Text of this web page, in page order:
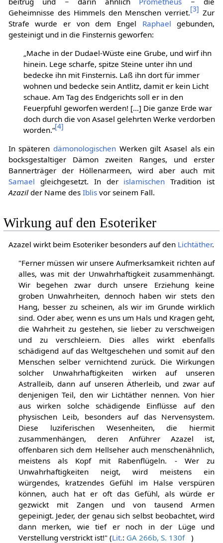
Geheimnisse des Himmels den Menschen verriet.[3] Zur
Strafe wurde er von dem Engel Raphael gebunden,
gesteinigt und in die Finsternis geworfen:
„Mache in der Dudael-Wüste eine Grube, und wirf ihn
hinein. Lege scharfe, spitze Steine unter ihn und
bedecke ihn mit Finsternis. Laß ihn dort für immer
wohnen und bedecke sein Antlitz, damit er kein Licht
schaue. Am Tag des Endgerichts soll er in den
Feuerpfuhl geworfen werden! […] Die ganze Erde war
doch durch die von Asasel gelehrten Werke verdorben
worden.“[4]
In späteren dämonologischen Werken gilt Asasel als ein
bocksgestaltiger Dämon zweiten Ranges, und erster
Bannerträger der Höllenarmeen, wird aber auch mit
Samael gleichgesetzt. In der islamischen Tradition ist
Azazilder Name des Iblisvor seinem Fall.
Wirkung auf den Esoteriker
Azazel wirkt beim Esoteriker besonders auf den Lichtäther.
"Ferner müssen wir unsere Aufmerksamkeit richten auf
alles, was mit der Unwahrhaftigkeit zusammenhängt.
Wir begehen zwar durch unsere Erziehung keine
groben Unwahrheiten, dennoch haben wir stets den
Hang, besser zu scheinen, als wir im Grunde wirklich
sind. Oder aber, wenn es uns um Hals und Kragen geht,
die Wahrheit zu gestehen, sie lieber zu verschweigen
und zu verschleiern. Dies alles wirkt ebenfalls
schädigend auf das Weltgeschehen und somit auf den
Menschen selber vernichtend zurück. Die Wirkungen
solcher Unwahrhaftigkeiten wirken auf unseren
Astralleib, dann auf unseren Ätherleib, und zwar auf
denjenigen Teil, den wir Lichtäther nennen. Von hier
aus wirken solche schädigende Einflüsse auf den
physischen Leib, besonders auf das Nervensystem.
Diese luziferischen Wesenheiten, die hiermit
zusammenhängen, deren Anführer Azazel ist,
offenbaren sich dem Hellseher auch menschenähnlich,
meistens als Kopf mit Rabenflügeln. - Wer zu
Unwahrhaftigkeiten neigt, wird meistens ein
würgendes, kratzendes Gefühl im Halse verspüren
können, auch hat er oft das Gefühl, als würde er
gezwickt mit Zangen und von tausend Armen
gepeinigt. Jeder, der genau sich selbst beobachtet, wird
dann merken, wie tief er noch in der Lüge und
Verstellung verstrickt ist!" (Lit.: GA 266b, S. 130f )